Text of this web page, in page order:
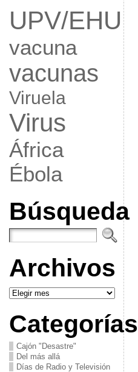
UPV/EHU
vacuna
vacunas
Viruela
Virus
África
Ébola
Búsqueda
Archivos
Archivos
Categorías
Cajón "Desastre"
Del más allá
Días de Radio y Televisión